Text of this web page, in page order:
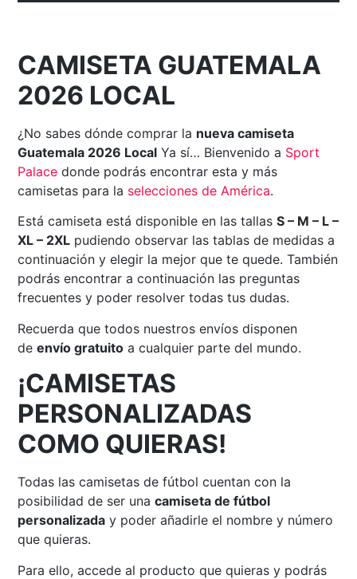
CAMISETA GUATEMALA
2026 LOCAL
¿No sabes dónde comprar la nueva camiseta
Guatemala 2026 Local Ya sí… Bienvenido a Sport
Palace donde podrás encontrar esta y más
camisetas para la selecciones de América.
Está camiseta está disponible en las tallasS – M – L –
XL – 2XL pudiendo observar las tablas de medidas a
continuación y elegir la mejor que te quede. También
podrás encontrar a continuación las preguntas
frecuentes y poder resolver todas tus dudas.
Recuerda que todos nuestros envíos disponen
deenvío gratuito a cualquier parte del mundo.
¡CAMISETAS
PERSONALIZADAS
COMO QUIERAS!
Todas las camisetas de fútbol cuentan con la
posibilidad de ser unacamiseta de fútbol
personalizada y poder añadirle el nombre y número
que quieras.
Para ello, accede al producto que quieras y podrás